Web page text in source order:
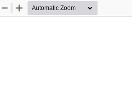
Zoom
Zoom